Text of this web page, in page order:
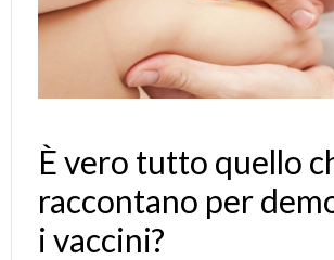
È vero tutto quello
raccontano per
i vaccini?